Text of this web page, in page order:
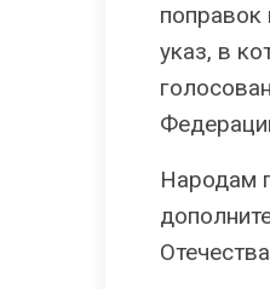
поправок
указ, в
Народам